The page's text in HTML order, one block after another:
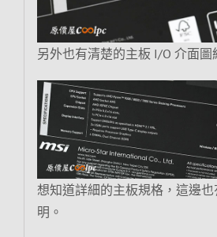
另外也有清楚的主板 I/O 介面圖
想知道詳細的主板規格，這邊
明。